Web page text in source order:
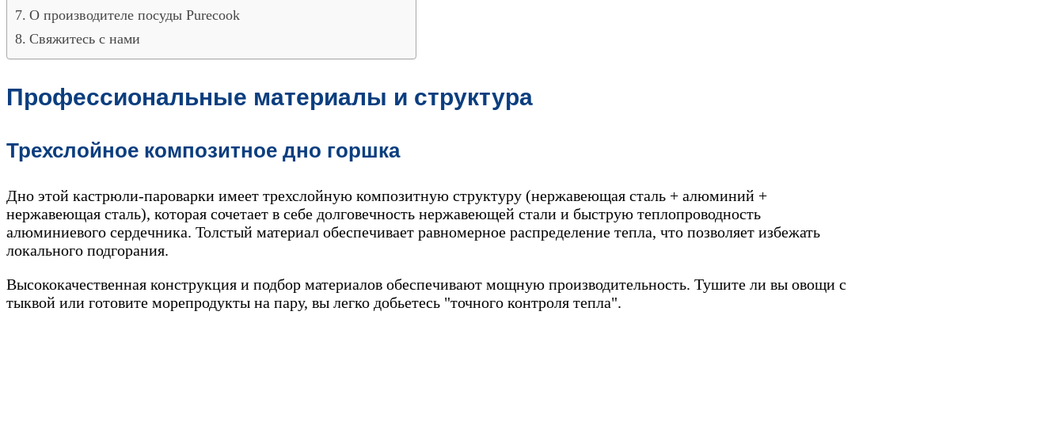
О производителе посуды Purecook
Свяжитесь с нами
Профессиональные материалы и структура
Трехслойное композитное дно горшка
Дно этой кастрюли-пароварки имеет трехслойную композитную структуру (нержавеющая сталь + алюминий +
нержавеющая сталь), которая сочетает в себе долговечность нержавеющей стали и быструю теплопроводность
алюминиевого сердечника. Толстый материал обеспечивает равномерное распределение тепла, что позволяет избежать
локального подгорания.
Высококачественная конструкция и подбор материалов обеспечивают мощную производительность. Тушите ли вы овощи с
тыквой или готовите морепродукты на пару, вы легко добьетесь "точного контроля тепла".